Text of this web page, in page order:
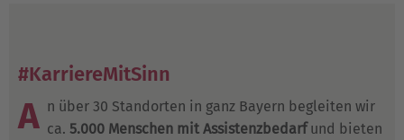
#KarriereMitSinn
A n über 30 Standorten in ganz Bayern begleiten wir
ca. 5.000 Menschen mit Assistenzbedarfund bieten